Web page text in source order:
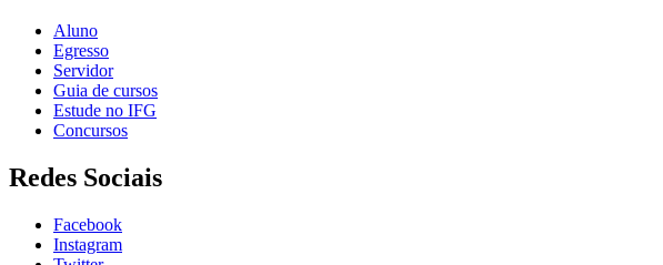
Aluno
Egresso
Servidor
Guia de cursos
Estude no IFG
Concursos
Redes Sociais
Facebook
Instagram